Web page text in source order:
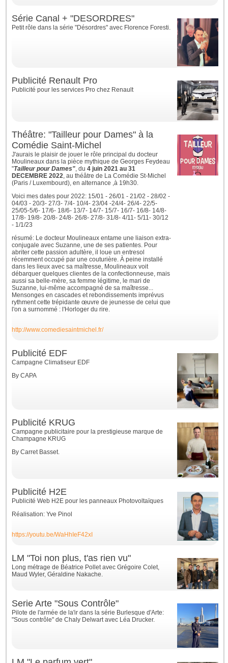
Série Canal + "DESORDRES"
Petit rôle dans la série "Désordres" avec Florence Foresti.
Publicité Renault Pro
Publicité pour les services Pro chez Renault
Théâtre: "Tailleur pour Dames" à la
Comédie Saint-Michel
J'aurais le plaisir de jouer le rôle principal du docteur
Moulineaux dans la pièce mythique de Georges Feydeau
"Tailleur pour Dames" , du4 juin 2021 au 31
DECEMBRE 2022 , au théâtre de La Comédie St-Michel
(Paris / Luxembourd), en alternance ,à 19h30.
Voici mes dates pour 2022: 15/01 - 26/01 - 21/02 - 28/02 -
04/03 - 20/3- 27/3- 7/4- 10/4- 23/04 -24/4- 26/4- 22/5-
25/05-5/6- 17/6- 18/6- 13/7- 14/7- 15/7- 16/7- 16/8- 14/8-
17/8- 19/8- 20/8- 24/8- 26/8- 27/8- 31/8- 4/11- 5/11- 30/12
- 1/1/23
résumé: Le docteur Moulineaux entame une liaison extra-
conjugale avec Suzanne, une de ses patientes. Pour
abriter cette passion adultère, il loue un entresol
récemment occupé par une couturière. À peine installé
dans les lieux avec sa maîtresse, Moulineaux voit
débarquer quelques clientes de la confectionneuse, mais
aussi sa belle-mère, sa femme légitime, le mari de
Suzanne, lui-même accompagné de sa maîtresse...
Mensonges en cascades et rebondissements imprévus
rythment cette trépidante œuvre de jeunesse de celui que
l'on a surnommé : l'Horloger du rire.
http://www.comediesaintmichel.fr/
Publicité EDF
Campagne Climatiseur EDF
By CAPA
Publicité KRUG
Campagne publicitaire pour la prestigieuse marque de
Champagne KRUG
By Carret Basset.
Publicité H2E
Publicité Web H2E pour les panneaux Photovoltaïques
Réalisation: Yve Pinol
https://youtu.be/WaHhIeF42xI
LM "Toi non plus, t'as rien vu"
Long métrage de Béatrice Pollet avec Grégoire Colet,
Maud Wyler, Géraldine Nakache
Serie Arte "Sous Contrôle"
Pilote de l'armée de la'ir dans la série Burlesque d'Arte:
"Sous contrôle" de Chaly Delwart avec Léa Drucker.